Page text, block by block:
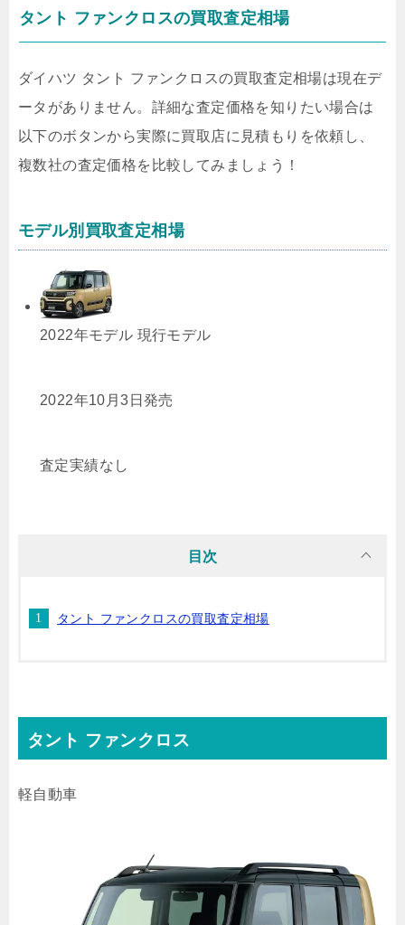
タント ファンクロスの買取査定相場
ダイハツ タント ファンクロスの買取査定相場は現在デ
ータがありません。詳細な査定価格を知りたい場合は
以下のボタンから実際に買取店に見積もりを依頼し、
複数社の査定価格を比較してみましょう！
モデル別買取査定相場
2022年モデル 現行モデル
2022年10月3日発売
査定実績なし
目次
タント ファンクロスの買取査定相場
タント ファンクロス
軽自動車